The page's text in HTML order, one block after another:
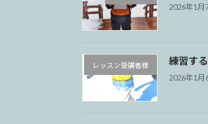
2026年1月
レッスン受講者様 練習す
2026年1月